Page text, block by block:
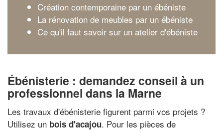
Création contemporaine par un ébéniste
La rénovation de meubles par un ébéniste
Ce qu'il faut savoir sur un atelier d'ébéniste
Ébénisterie : demandez conseil à un
professionnel dans la Marne
Les travaux d'ébénisterie figurent parmi vos projets ?
Utilisez un bois d'acajou. Pour les pièces de